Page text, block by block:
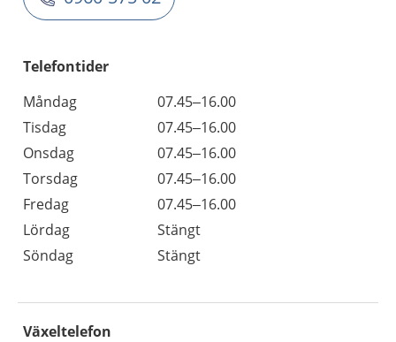
Telefontider
Måndag
07.45–16.00
Tisdag
07.45–16.00
Onsdag
07.45–16.00
Torsdag
07.45–16.00
Fredag
07.45–16.00
Lördag
Stängt
Söndag
Stängt
Växeltelefon